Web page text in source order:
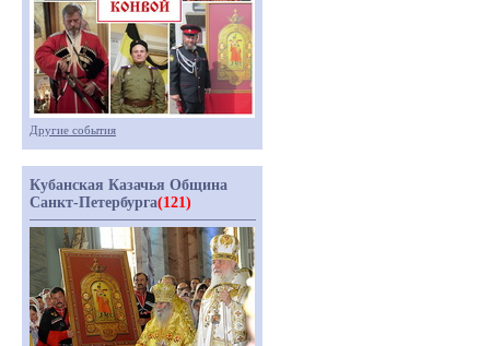
Другие события
Кубанская Казачья Община
Санкт-Петербурга(121)